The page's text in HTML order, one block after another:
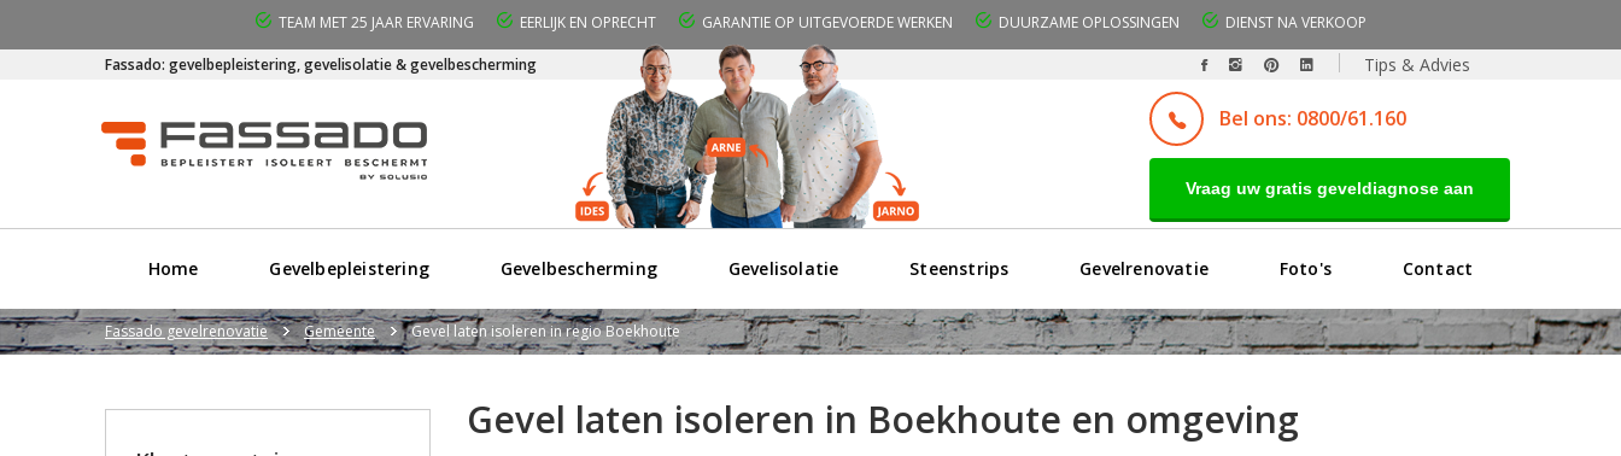
TEAM MET 25 JAAR ERVARING EERLIJK EN OPRECHT GARANTIE OP UITGEVOERDE WERKEN DUURZAME OPLOSSINGEN DIENST NA VERKOOP
Fassado: gevelbepleistering, gevelisolatie & gevelbescherming Tips & Advies
Bel ons: 0800/61.160
Vraag uw gratis geveldiagnose aan
Home Gevelbepleistering Gevelbescherming Gevelisolatie Steenstrips Gevelrenovatie Foto's Contact
Fassado gevelrenovatie Gemeente Gevel laten isoleren in regio Boekhoute
Gevel laten isoleren in Boekhoute en omgeving